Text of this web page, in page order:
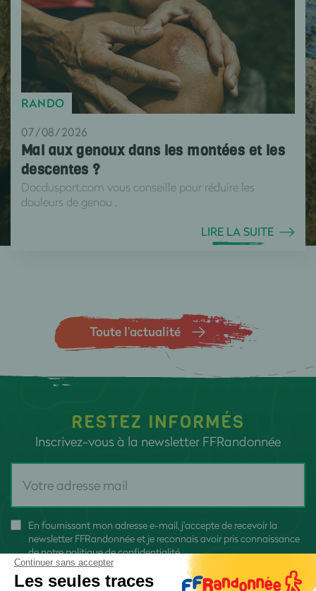
RANDO
07/08/2026
Mal aux genoux dans les montées et les
descentes ?
Docdusport.com vous conseille pour réduire les
douleurs de genou .
LIRE LA SUITE
Toute l’actualité
RESTEZ INFORMÉS
Inscrivez-vous à la newsletter FFRandonnée
En fournissant mon adresse e-mail, j'accepte de recevoir la
newsletter FFRandonnée et je reconnais avoir pris connaissance
denotre politique de confidentialité
Continuer sans accepter
Les seules traces